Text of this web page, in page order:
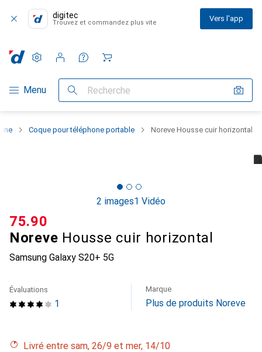
digitec
Trouvez et commandez plus vite Vers l'app
Navigation par catégorie
Menu Recherche
Paramètres
Compte client
Listes de comparaison
Listes d'envies
Panier
Coque pour téléphone portable Noreve Housse cuir horizontal
2 images1 Vidéo
Noreve Housse cuir horizontal
Samsung Galaxy S20+ 5G
CHF
75.90
1
Évaluations Marque
Plus de produits Noreve
Livré entre sam, 26/9 et mer, 14/10